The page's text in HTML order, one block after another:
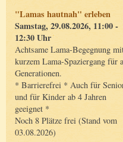
"Lamas hautnah" erleben
Samstag, 29.08.2026, 11:00 -
12:30 Uhr
Achtsame Lama-Begegnung
kurzem Lama-Spaziergang für
Generationen.
* Barrierefrei * Auch für
und für Kinder ab 4 Jahren
geeignet *
Noch 8 Plätze frei (Stand vom
03.08.2026)